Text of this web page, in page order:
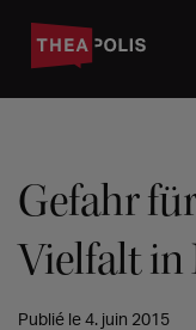
Gefahr
Vielfalt in
Publié le 4. juin 2015